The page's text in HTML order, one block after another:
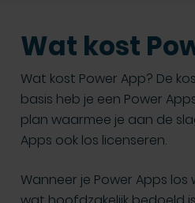
Wat kost
Wat kost Power App? De
basis heb je een Power
plan waarmee je aan de
Apps ook los licenseren.
Wanneer je Power Apps